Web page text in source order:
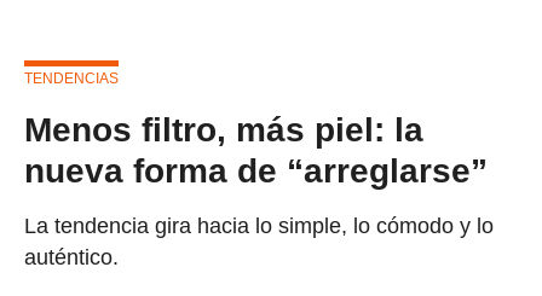
TENDENCIAS
Menos filtro, más piel: la
nueva forma de “arreglarse”
La tendencia gira hacia lo simple, lo cómodo y lo
auténtico.